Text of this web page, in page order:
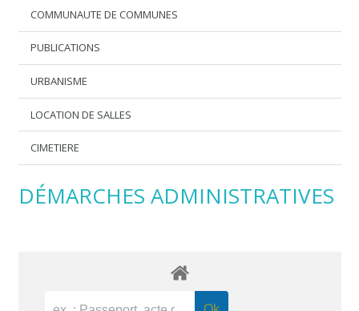
COMMUNAUTE DE COMMUNES
PUBLICATIONS
URBANISME
LOCATION DE SALLES
CIMETIERE
DÉMARCHES ADMINISTRATIVES